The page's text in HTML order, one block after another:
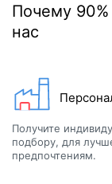
чистоту и
Серия Lite
мощными
провести время с
процедур в
Прост ли
WS-095 Lite
Почему
нас
Получите
подбору, для
предпочтениям.